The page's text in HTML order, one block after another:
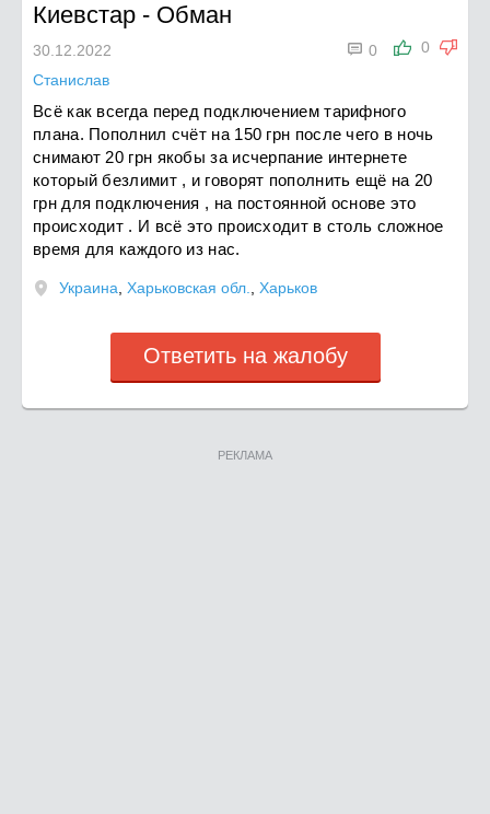
Киевстар - Обман
0
 0
30.12.2022
Станислав
Всё как всегда перед подключением тарифного
плана. Пополнил счёт на 150 грн после чего в ночь
снимают 20 грн якобы за исчерпание интернете
который безлимит , и говорят пополнить ещё на 20
грн для подключения , на постоянной основе это
происходит . И всё это происходит в столь сложное
время для каждого из нас.
Украина Харьковская обл. Харьков
Ответить на жалобу
РЕКЛАМА